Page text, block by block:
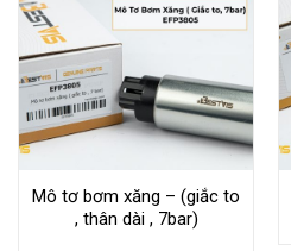
Mô tơ bơm xăng – (giắc to
, thân dài , 7bar)